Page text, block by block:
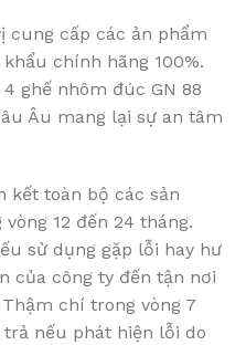
cung cấp các ản phẩm
chính hãng 100%.
ghế nhôm đúc GN 88
Âu mang lại sự an tâm
kết toàn bộ các sản
12 đến 24 tháng.
sử dụng gặp lỗi hay hư
của công ty đến tận nơi
chí trong vòng 7
nếu phát hiện lỗi do